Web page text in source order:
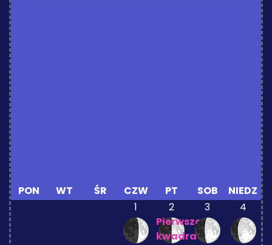
PON WT ŚR CZW PT SOB
NIEDZ
1
2
Pierwsza
kwadra
3 4